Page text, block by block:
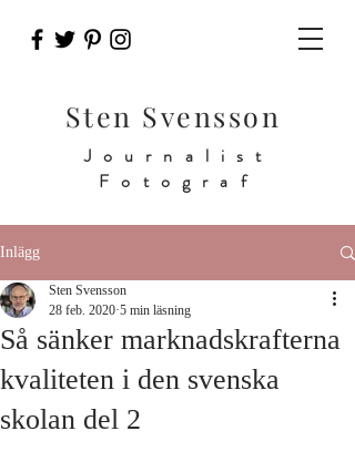
Sten Svensson
Journalist
Fotograf
Inlägg
Så sänker marknadskrafterna
kvaliteten i den svenska
skolan del 2
Sten Svensson
28 feb. 2020 5 min läsning